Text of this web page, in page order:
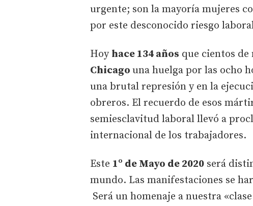
urgente; son la mayoría mujeres
por este desconocido riesgo
Hoy hace 134 años que cientos
Chicago una huelga por las ocho
una brutal represión y en la
obreros. El recuerdo de esos
semiesclavitud laboral llevó a
internacional de los trabajadores.
Este 1º de Mayo de 2020 será
mundo. Las manifestaciones se
Será un homenaje a nuestra